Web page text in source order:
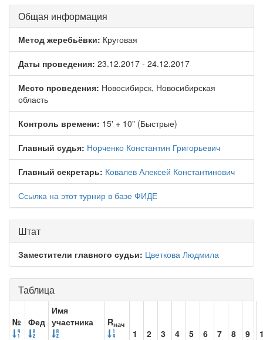
Общая информация
Метод жеребьёвки: Круговая
Даты проведения: 23.12.2017 - 24.12.2017
Место проведения: Новосибирск, Новосибирская
область
Контроль времени: 15' + 10" (Быстрые)
Главный судья: Норченко Константин Григорьевич
Главный секретарь: Ковалев Алексей Константинович
Ссылка на этот турнир в базе ФИДЕ
Штат
Заместители главного судьи: Цветкова Людмила
Таблица
№ Фед
Имя
участника
Rнач
1 2 3 4 5 6 7 8 9